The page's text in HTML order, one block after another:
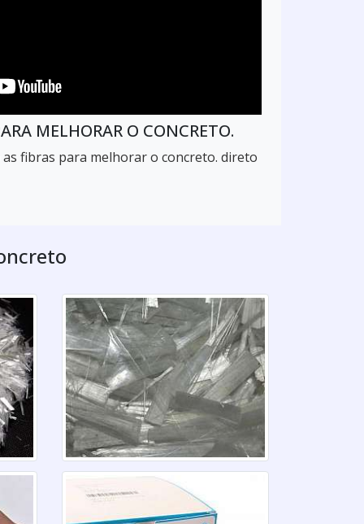
MELHORAR O CONCRETO.
fibras para melhorar o concreto. direto